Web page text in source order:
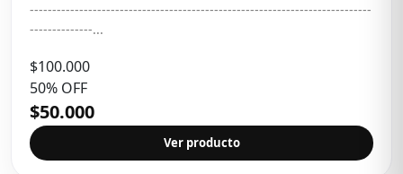
----------------------------------------------------------------------------
--------------...
$100.000
50% OFF
$50.000
Ver producto